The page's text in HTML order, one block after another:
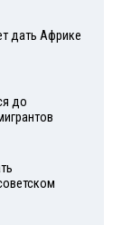
дать Африке
до